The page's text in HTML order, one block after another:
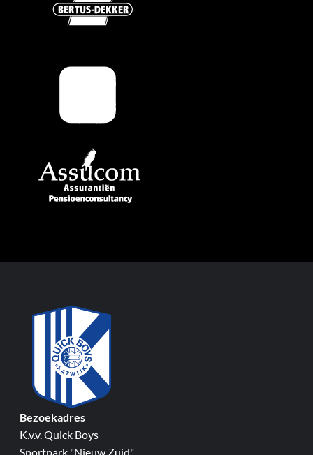
Bezoekadres
K.v.v. Quick Boys
Sportpark "Nieuw Zuid"